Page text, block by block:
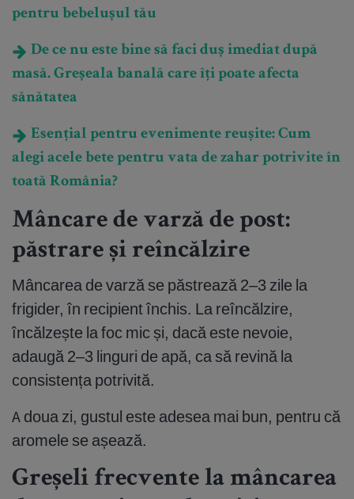
pentru bebelușul tău
De ce nu este bine să faci duș imediat după
masă. Greșeala banală care îți poate afecta
sănătatea
Esențial pentru evenimente reușite: Cum
alegi acele bete pentru vata de zahar potrivite în
toată România?
Mâncare de varză de post:
păstrare și reîncălzire
Mâncarea de varză se păstrează 2–3 zile la
frigider, în recipient închis. La reîncălzire,
încălzește la foc mic și, dacă este nevoie,
adaugă 2–3 linguri de apă, ca să revină la
consistența potrivită.
A doua zi, gustul este adesea mai bun, pentru că
aromele se așează.
Greșeli frecvente la mâncarea